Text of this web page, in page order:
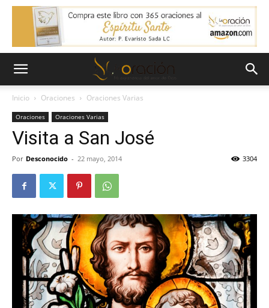
Inicio Oraciones Oraciones Varias
Oraciones Oraciones Varias
Visita a San José
Por Desconocido - 22 mayo, 2014 3304